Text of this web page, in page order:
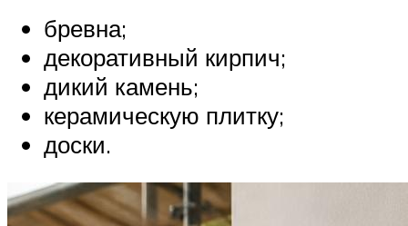
бревна;
декоративный кирпич;
дикий камень;
керамическую плитку;
доски.